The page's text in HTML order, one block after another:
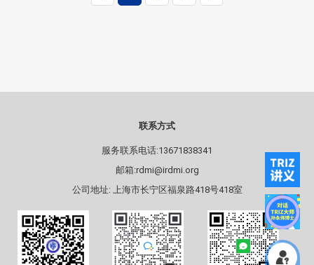
联系方式
服务联系电话:13671838341
邮箱:rdmi@irdmi.org
公司地址: 上海市长宁区福泉路418号418室